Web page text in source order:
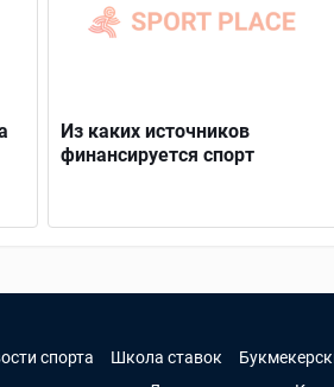
Из каких источников
финансируется спорт
спорта Школа ставок